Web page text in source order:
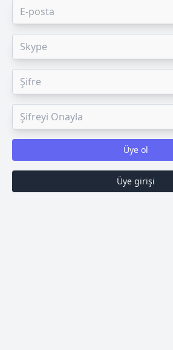
Üye ol
Üye girişi